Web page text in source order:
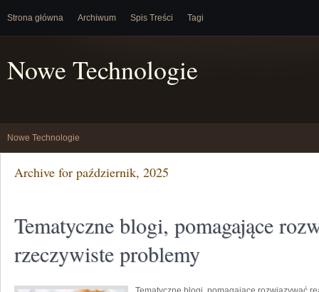
Strona główna Archiwum Spis Treści Tagi
Nowe Technologie
Nowe Technologie
Archive for październik, 2025
Tematyczne blogi, pomagające
rzeczywiste problemy